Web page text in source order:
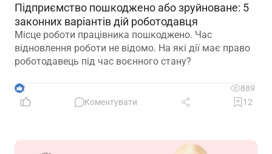
Підприємство пошкоджено або зруйноване: 5
законних варіантів дій роботодавця
Місце роботи працівника пошкоджено. Час
відновлення роботи не відомо. На які дії має право
роботодавець під час воєнного стану?
2
889
Коментувати
12